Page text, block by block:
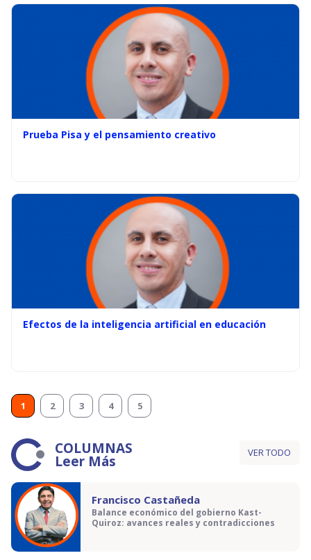
Prueba Pisa y el pensamiento creativo
Efectos de la inteligencia artificial en educación
1 2 3 4 5
COLUMNAS
Leer Más VER TODO
Francisco Castañeda
Balance económico del gobierno Kast-
Quiroz: avances reales y contradicciones